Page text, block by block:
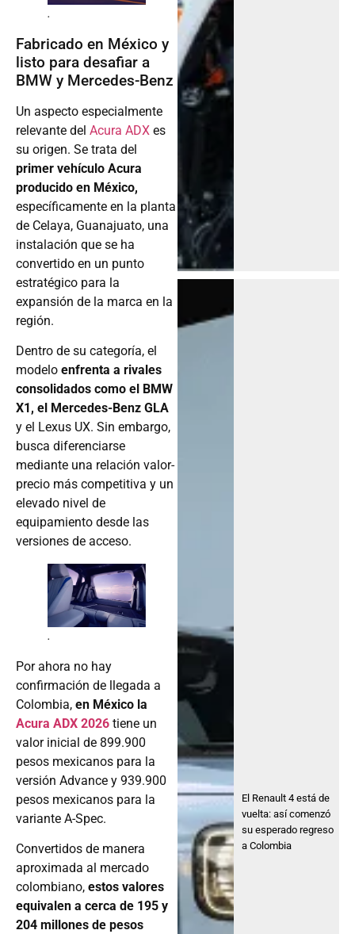
.
Fabricado en México y
listo para desafiar a
BMW y Mercedes-Benz
Un aspecto especialmente
relevante del Acura ADX es
su origen. Se trata del
primer vehículo Acura
producido en México,
específicamente en la planta
de Celaya, Guanajuato, una
instalación que se ha
convertido en un punto
estratégico para la
expansión de la marca en la
región.
Dentro de su categoría, el
modelo enfrenta a rivales
consolidados como el BMW
X1, el Mercedes-Benz GLA
y el Lexus UX. Sin embargo,
busca diferenciarse
mediante una relación valor-
precio más competitiva y un
elevado nivel de
equipamiento desde las
versiones de acceso.
.
Por ahora no hay
confirmación de llegada a
Colombia, en México la
Acura ADX 2026 tiene un
valor inicial de 899.900
pesos mexicanos para la
versión Advance y 939.900
pesos mexicanos para la
variante A-Spec.
Convertidos de manera
aproximada al mercado
colombiano, estos valores
equivalen a cerca de 195 y
204 millones de pesos
El Renault 4 está de
vuelta: así comenzó
su esperado regreso
a Colombia